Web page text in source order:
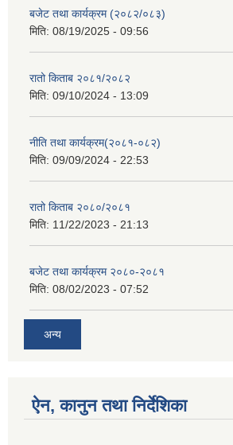
बजेट तथा कार्यक्रम (२०८२/०८३)
मिति: 08/19/2025 - 09:56
रातो किताब २०८१/२०८२
मिति: 09/10/2024 - 13:09
नीति तथा कार्यक्रम(२०८१-०८२)
मिति: 09/09/2024 - 22:53
रातो किताब २०८०/२०८१
मिति: 11/22/2023 - 21:13
बजेट तथा कार्यक्रम २०८०-२०८१
मिति: 08/02/2023 - 07:52
अन्य
ऐन, कानुन तथा निर्देशिका